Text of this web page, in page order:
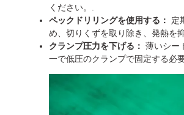
ください。.
ペックドリリングを使用する：
定
め、切りくずを取り除き、発熱を
クランプ圧力を下げる： 薄いシー
一で低圧のクランプで固定する必